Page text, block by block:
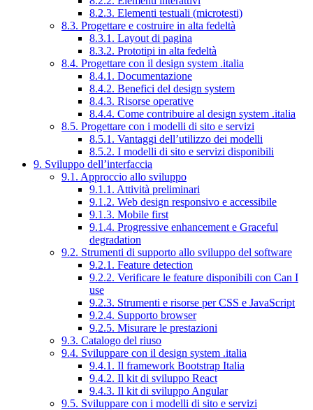
8.2.3. Elementi testuali (microtesti)
8.3. Progettare e costruire in alta fedeltà
8.3.1. Layout di pagina
8.3.2. Prototipi in alta fedeltà
8.4. Progettare con il design system .italia
8.4.1. Documentazione
8.4.2. Benefici del design system
8.4.3. Risorse operative
8.4.4. Come contribuire al design system .italia
8.5. Progettare con i modelli di sito e servizi
8.5.1. Vantaggi dell’utilizzo dei modelli
8.5.2. I modelli di sito e servizi disponibili
9. Sviluppo dell’interfaccia
9.1. Approccio allo sviluppo
9.1.1. Attività preliminari
9.1.2. Web design responsivo e accessibile
9.1.3. Mobile first
9.1.4. Progressive enhancement e Graceful
degradation
9.2. Strumenti di supporto allo sviluppo del software
9.2.1. Feature detection
9.2.2. Verificare le feature disponibili con Can I
use
9.2.3. Strumenti e risorse per CSS e JavaScript
9.2.4. Supporto browser
9.2.5. Misurare le prestazioni
9.3. Catalogo del riuso
9.4. Sviluppare con il design system .italia
9.4.1. Il framework Bootstrap Italia
9.4.2. Il kit di sviluppo React
9.4.3. Il kit di sviluppo Angular
9.5. Sviluppare con i modelli di sito e servizi